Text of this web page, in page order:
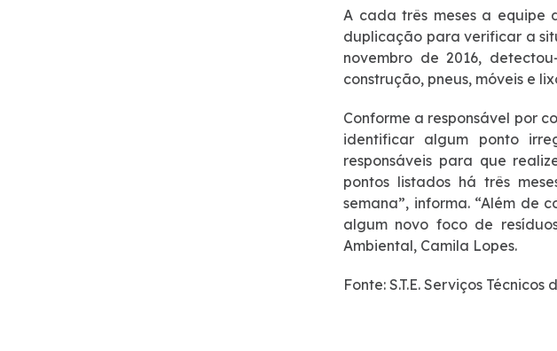
A cada três meses a equipe
duplicação para verificar a
novembro de 2016,
construção, pneus, móveis e
Conforme a responsável por
identificar algum ponto
responsáveis para que
pontos listados há três
semana”, informa. “Além de
algum novo foco de
Ambiental, Camila Lopes.
Fonte: S.T.E. Serviços Técnicos